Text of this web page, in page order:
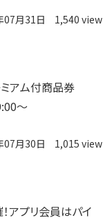
07月31日 1,540 view
アム付商品券
〜
07月30日 1,015 view
アプリ会員はパイ